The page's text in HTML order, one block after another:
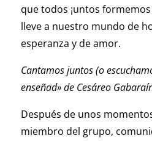
que todos ¡untos
lleve a nuestro mundo de
esperanza y de amor.
Cantamos juntos (o
enseñad» de Cesáreo
Después de unos
miembro del grupo,